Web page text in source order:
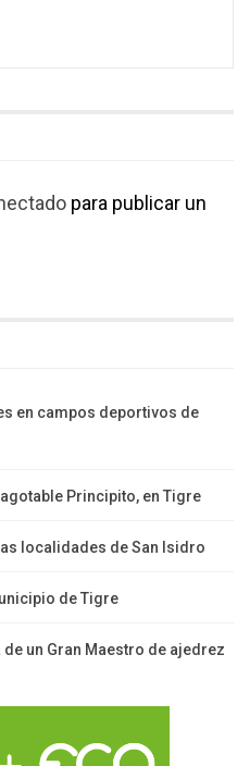
para publicar un
en campos deportivos de
Principito, en Tigre
localidades de San Isidro
de Tigre
un Gran Maestro de ajedrez